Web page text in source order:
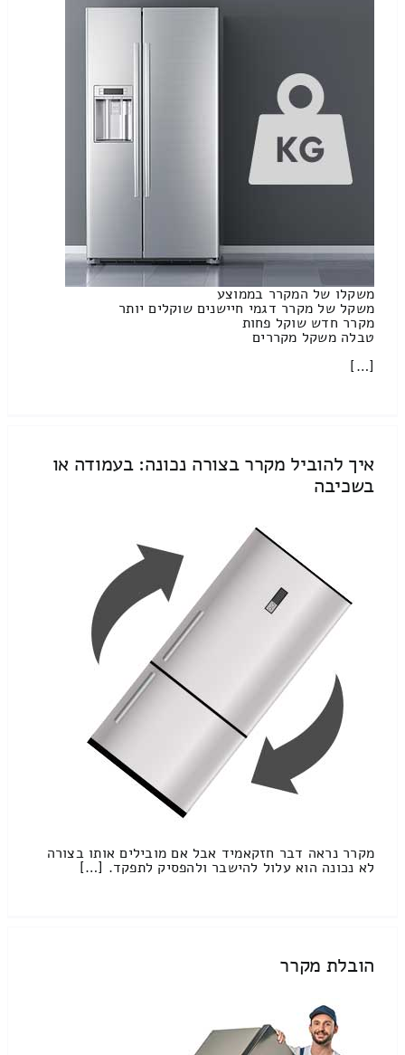
משקלו של המקרר בממוצע
משקל של מקרר דגמי חיישנים שוקלים יותר
מקרר חדש שוקל פחות
טבלה משקל מקררים
[…]
איך להוביל מקרר בצורה נכונה: בעמודה או
בשכיבה
מקרר נראה דבר חזקאמיד אבל אם מובילים אותו בצורה
לא נכונה הוא עלול להישבר ולהפסיק לתפקד. […]
הובלת מקרר